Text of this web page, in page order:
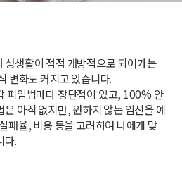
성생활이 점점 개방적으로 되어가는
변화도 커지고 있습니다.
피임법마다 장단점이 있고, 100% 안
아직 없지만, 원하지 않는 임신을 예
패율, 비용 등을 고려하여 나에게 맞
다.